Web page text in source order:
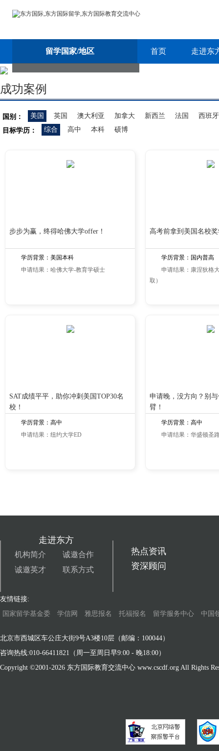
留学国家/地区 首页 走进东
成功案例
国别： 美国 英国 澳大利亚 加拿大 新西兰 法国
西班牙
目标学历：
综合 高中 本科 硕博
步步为赢，终得哈佛大学offer！
学历背景：美国本科
申请结果：哈佛大学-教育学硕士
高考前拿到美国名校
学历背景：国内普高
申请结果：康涅狄格
取）
SAT成绩平平，助你冲刺美国TOP30名
校！
学历背景：高中
申请结果：纽约大学ED
申请晚，没方向？别
臂！
学历背景：高中
申请结果：华盛顿圣
走进东方
机构简介
诚邀合作
诚邀英才
联系方式
热点资讯
资深顾问
友情链接:
国家留学基金委
学信网 雅思报名 托福报名 留学服务中心 中国
北京市西城区车公庄大街9号A3楼10层（邮编：100044）
咨询热线:010-66411821（周一至周日早9:00 - 晚18:00）
Copyright ©2001-2026 东方国际教育交流中心 www.cscdf.org All Rights